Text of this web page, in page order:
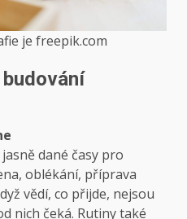
je freepik.com
dané časy pro
oblékání, příprava
vědí, co přijde, nejsou
nich čeká. Rutiny také